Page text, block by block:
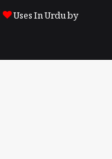
Uses In Urdu by